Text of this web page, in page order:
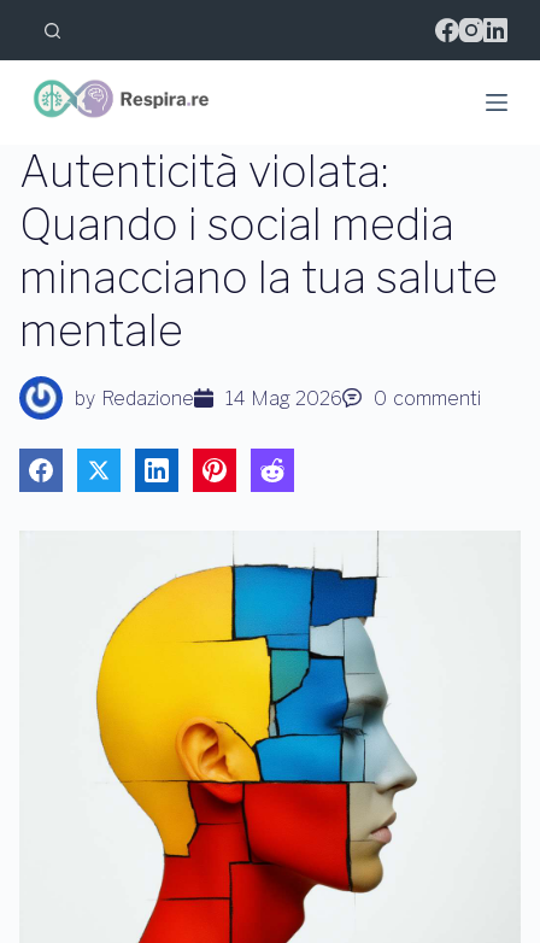
l
c
n
t
t
o
Autenticità violata:
Quando i social media
minacciano la tua salute
mentale
by Redazione 14 Mag 2026 0 commenti